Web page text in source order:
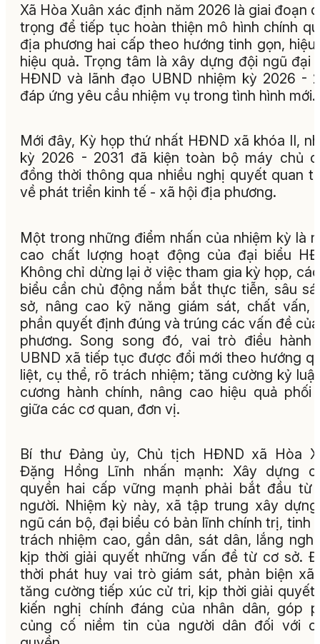
Xã Hòa Xuân xác định năm 2026 là giai đoạn
trọng để tiếp tục hoàn thiện mô hình chính
địa phương hai cấp theo hướng tinh gọn, hiệu
hiệu quả. Trọng tâm là xây dựng đội ngũ đại
HĐND và lãnh đạo UBND nhiệm kỳ 2026 -
đáp ứng yêu cầu nhiệm vụ trong tình hình mới.
Mới đây, Kỳ họp thứ nhất HĐND xã khóa II,
kỳ 2026 - 2031 đã kiện toàn bộ máy chủ
đồng thời thông qua nhiều nghị quyết quan
về phát triển kinh tế - xã hội địa phương.
Một trong những điểm nhấn của nhiệm kỳ là
cao chất lượng hoạt động của đại biểu
Không chỉ dừng lại ở việc tham gia kỳ họp,
biểu cần chủ động nắm bắt thực tiễn, sâu
sở, nâng cao kỹ năng giám sát, chất vấn,
phần quyết định đúng và trúng các vấn đề
phương. Song song đó, vai trò điều hành
UBND xã tiếp tục được đổi mới theo hướng
liệt, cụ thể, rõ trách nhiệm; tăng cường kỷ
cương hành chính, nâng cao hiệu quả phối
giữa các cơ quan, đơn vị.
Bí thư Đảng ủy, Chủ tịch HĐND xã Hòa
Đặng Hồng Lĩnh nhấn mạnh: Xây dựng
quyền hai cấp vững mạnh phải bắt đầu từ
người. Nhiệm kỳ này, xã tập trung xây
ngũ cán bộ, đại biểu có bản lĩnh chính trị, tinh
trách nhiệm cao, gần dân, sát dân, lắng
kịp thời giải quyết những vấn đề từ cơ sở.
thời phát huy vai trò giám sát, phản biện xã
tăng cường tiếp xúc cử tri, kịp thời giải quyết
kiến nghị chính đáng của nhân dân, góp
củng cố niềm tin của người dân đối với